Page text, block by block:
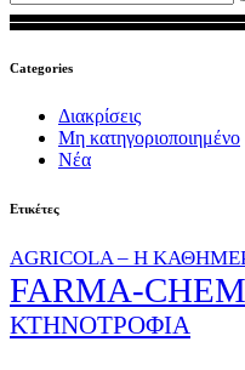
Categories
Διακρίσεις
Μη κατηγοριοποιημένο
Νέα
Ετικέτες
AGRICOLA – Η
FARMA-CHEM
ΚΤΗΝΟΤΡΟΦΙΑ